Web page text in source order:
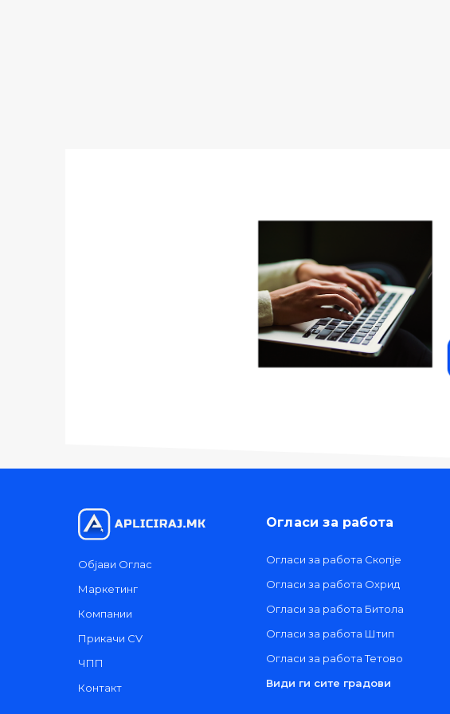
Објави Оглас
Маркетинг
Компании
Прикачи CV
ЧПП
Контакт
Огласи за работа
Огласи за работа Скопје
Огласи за работа Охрид
Огласи за работа Битола
Огласи за работа Штип
Огласи за работа Тетово
Види ги сите градови